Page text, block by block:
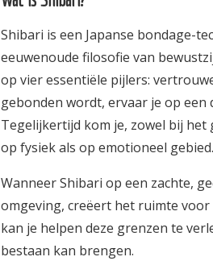
Shibari is een Japanse bondage-
eeuwenoude filosofie van
op vier essentiële pijlers:
gebonden wordt, ervaar je op
Tegelijkertijd kom je, zowel bij
op fysiek als op emotioneel gebied.
Wanneer Shibari op een zachte,
omgeving, creëert het ruimte
kan je helpen deze grenzen te
bestaan kan brengen.